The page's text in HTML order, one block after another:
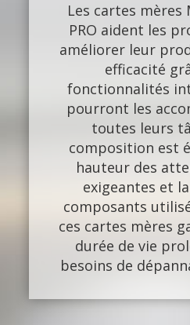
Les cartes mères
PRO aident les
améliorer leur
efficacité
fonctionnalités
pourront les
toutes leurs
composition est
hauteur des
exigeantes et
composants
ces cartes mères
durée de vie
besoins de